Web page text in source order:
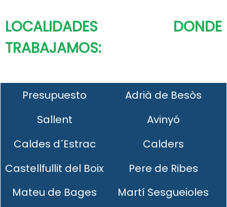
LOCALIDADES DONDE
TRABAJAMOS:
Presupuesto
Adrià de Besòs
Sallent
Avinyó
Caldes d´Estrac
Calders
Castellfullit del Boix
Pere de Ribes
Mateu de Bages
Martí Sesgueioles